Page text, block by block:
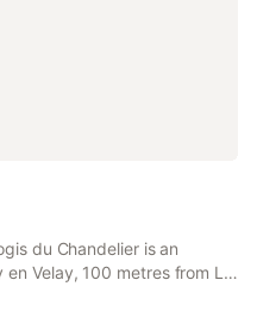
du Chandelier is an
Velay, 100 metres from Le
Saint-Michel d'Aiguilhe
km from Crozatier Museum,